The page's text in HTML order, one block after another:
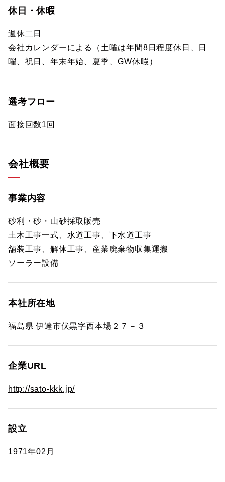
休日・休暇
週休二日
会社カレンダーによる（土曜は年間8日程度休日、日
曜、祝日、年末年始、夏季、GW休暇）
選考フロー
面接回数1回
会社概要
事業内容
砂利・砂・山砂採取販売
土木工事一式、水道工事、下水道工事
舗装工事、解体工事、産業廃棄物収集運搬
ソーラー設備
本社所在地
福島県 伊達市伏黒字西本場２７－３
企業URL
http://sato-kkk.jp/
設立
1971年02月